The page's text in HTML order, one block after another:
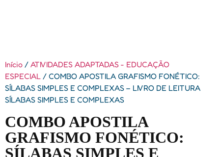
Início / ATIVIDADES ADAPTADAS - EDUCAÇÃO
ESPECIAL / COMBO APOSTILA GRAFISMO FONÉTICO:
SÍLABAS SIMPLES E COMPLEXAS – LIVRO DE LEITURA
SÍLABAS SIMPLES E COMPLEXAS
COMBO APOSTILA
GRAFISMO FONÉTICO:
SÍLABAS SIMPLES E